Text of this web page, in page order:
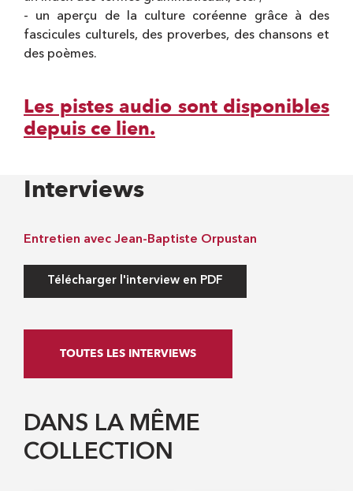
- un aperçu de la culture coréenne grâce à des
fascicules culturels, des proverbes, des chansons et
des poèmes.
Les pistes audio sont disponibles
depuis ce lien.
Interviews
Entretien avec Jean-Baptiste Orpustan
Télécharger l'interview en PDF
TOUTES LES INTERVIEWS
DANS LA MÊME
COLLECTION